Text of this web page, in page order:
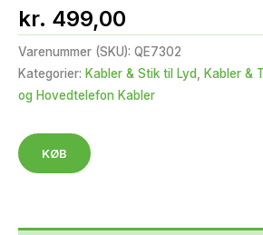
kr. 499,00
Varenummer (SKU): QE7302
Kategorier: Kabler & Stik til Lyd, Kabler &
og Hovedtelefon Kabler
KØB